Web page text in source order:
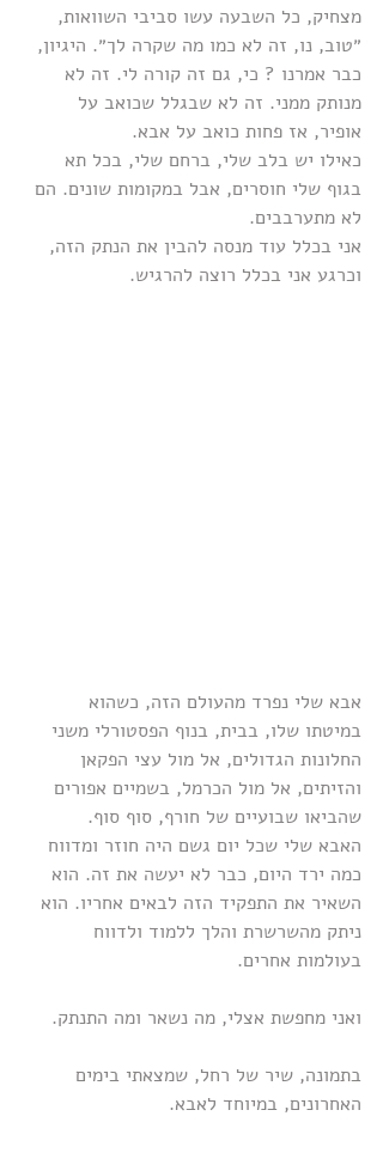
מצחיק, כל השבעה עשו סביבי השוואות,
״טוב, נו, זה לא כמו מה שקרה לך״. היגיון,
כבר אמרנו ? כי, גם זה קורה לי. זה לא
מנותק ממני. זה לא שבגלל שכואב על
אופיר, אז פחות כואב על אבא.
כאילו יש בלב שלי, ברחם שלי, בכל תא
בגוף שלי חוסרים, אבל במקומות שונים. הם
לא מתערבבים.
אני בכלל עוד מנסה להבין את הנתק הזה,
וכרגע אני בכלל רוצה להרגיש.
אבא שלי נפרד מהעולם הזה, כשהוא
במיטתו שלו, בבית, בנוף הפסטורלי משני
החלונות הגדולים, אל מול עצי הפקאן
והזיתים, אל מול הכרמל, בשמיים אפורים
שהביאו שבועיים של חורף, סוף סוף.
האבא שלי שכל יום גשם היה חוזר ומדווח
כמה ירד היום, כבר לא יעשה את זה. הוא
השאיר את התפקיד הזה לבאים אחריו. הוא
ניתק מהשרשרת והלך ללמוד ולדווח
בעולמות אחרים.
ואני מחפשת אצלי, מה נשאר ומה התנתק.
בתמונה, שיר של רחל, שמצאתי בימים
האחרונים, במיוחד לאבא.